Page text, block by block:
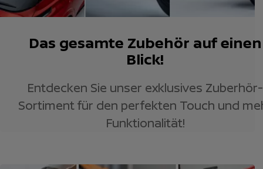
Das gesamte Zubehör auf einen
Blick!
Entdecken Sie unser exklusives Zuberhör-
Sortiment für den perfekten Touch und
Funktionalität!